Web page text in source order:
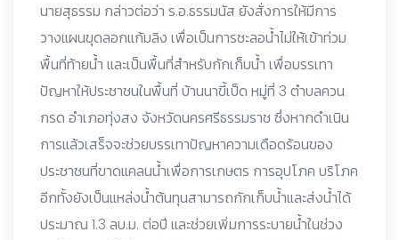
นายสุธรรม กล่าวต่อว่า ร.อ.ธรรมนัส ยังสั่งการให้มีการ
วางแผนขุดลอกแก้มลิง เพื่อเป็นการชะลอน้ำไม่ให้เข้าท่วม
พื้นที่ท้ายน้ำ และเป็นพื้นที่สำหรับกักเก็บน้ำ เพื่อบรรเทา
ปัญหาให้ประชาชนในพื้นที่ บ้านนาขี้เป็ด หมู่ที่ 3 ตำบลควน
กรด อำเภอทุ่งสง จังหวัดนครศรีธรรมราช ซึ่งหากดำเนิน
การแล้วเสร็จจะช่วยบรรเทาปัญหาความเดือดร้อนของ
ประชาชนที่ขาดแคลนน้ำเพื่อการเกษตร การอุปโภค บริโภค
อีกทั้งยังเป็นแหล่งน้ำต้นทุนสามารถกักเก็บน้ำและส่งน้ำได้
ประมาณ 1.3 ลบ.ม. ต่อปี และช่วยเพิ่มการระบายน้ำในช่วง